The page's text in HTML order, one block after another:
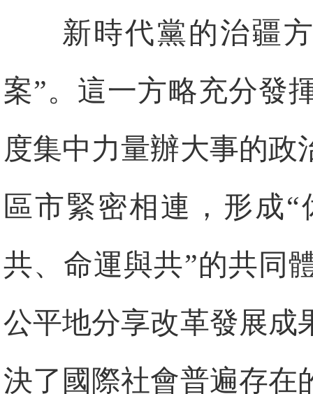
新時代黨的治疆
案”。這一方略充分發
度集中力量辦大事的政
區市緊密相連，形成
共、命運與共”的共同
公平地分享改革發展成
決了國際社會普遍存在